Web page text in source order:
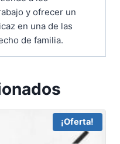
y ofrecer un
en una de las
de familia.
¡Oferta!